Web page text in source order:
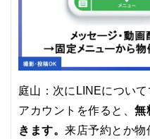
庭山：次にLINEについ
アカウントを作ると、無
きます。来店予約とか物